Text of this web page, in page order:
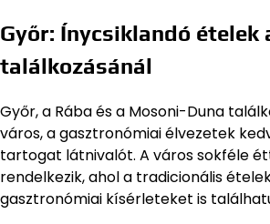
Győr: Ínycsiklandó ételek
találkozásánál
Győr, a Rába és a Mosoni-Duna
város, a gasztronómiai élvezetek
tartogat látnivalót. A város sokféle
rendelkezik, ahol a tradicionális
gasztronómiai kísérleteket is